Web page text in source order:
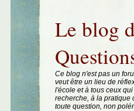
Le blog
Ce blog n'est pas un
veut être un lieu de
l'école et à tous ceux
recherche, à la pratique
toute question, non